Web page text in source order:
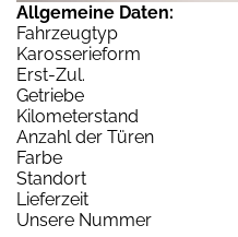
Allgemeine Daten:
Fahrzeugtyp
Karosserieform
Erst-Zul.
Getriebe
Kilometerstand
Anzahl der Türen
Farbe
Standort
Lieferzeit
Unsere Nummer